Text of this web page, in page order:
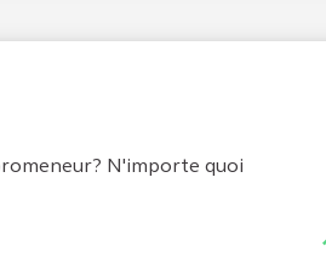
N'importe quoi